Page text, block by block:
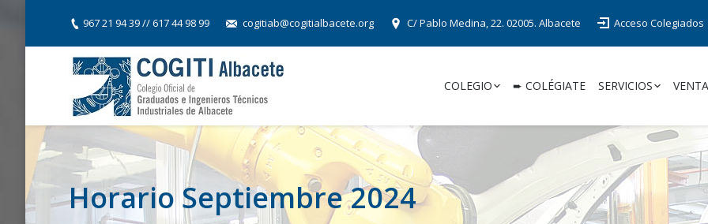
967 21 94 39 // 617 44 98 99 cogitiab@cogitialbacete.org C/ Pablo Medina, 22. 02005. Albacete Acceso Colegiados
COLEGIO ➨ COLÉGIATE SERVICIOS
Horario Septiembre 2024